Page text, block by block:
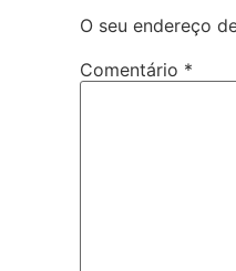
O seu endereço
Comentário *